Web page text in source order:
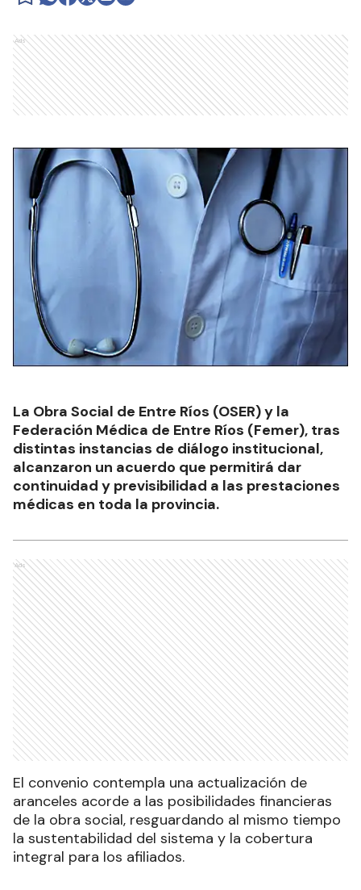
Ads
La Obra Social de Entre Ríos (OSER) y la
Federación Médica de Entre Ríos (Femer), tras
distintas instancias de diálogo institucional,
alcanzaron un acuerdo que permitirá dar
continuidad y previsibilidad a las prestaciones
médicas en toda la provincia.
Ads
El convenio contempla una actualización de
aranceles acorde a las posibilidades financieras
de la obra social, resguardando al mismo tiempo
la sustentabilidad del sistema y la cobertura
integral para los afiliados.